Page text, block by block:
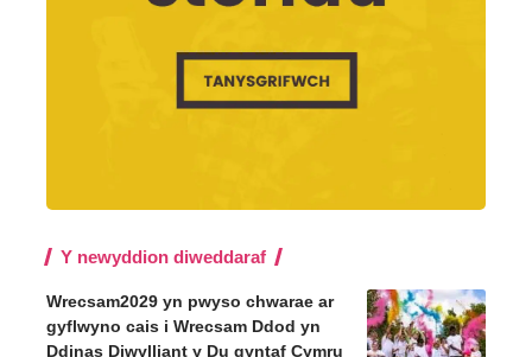
Y newyddion diweddaraf
Wrecsam2029 yn pwyso chwarae ar
gyflwyno cais i Wrecsam Ddod yn
Ddinas Diwylliant y Du gyntaf Cymru